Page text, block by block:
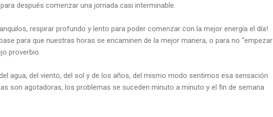
después comenzar una jornada casi interminable.
respirar profundo y lento para poder comenzar con la mejor energía el día!
para que nuestras horas se encaminen de la mejor manera, o para no “empezar
proverbio.
agua, del viento, del sol y de los años, del mismo modo sentimos esa sensación
son agotadoras, los problemas se suceden minuto a minuto y el fin de semana